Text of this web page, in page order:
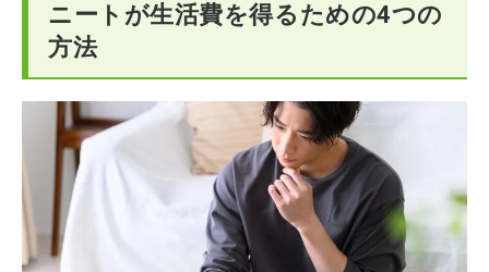
ニートが生活費を得るための4つの
方法